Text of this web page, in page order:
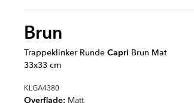
Brun
Trappeklinker Runde Capri Brun Mat
33x33 cm
KLGA4380
Overflade: Matt